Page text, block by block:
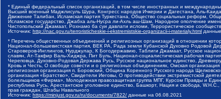
* Единый федеральный список организаций, в том числе иностранных и
Высший военный Маджлисуль Шура, Конгресс народов Ичкерии и Дагестана, Аль-
Движение Талибан, Исламская партия Туркестана, Общество социальных реформ,
Исламское государство, Джабха аль-Нусра ли-Ахль аш-Шам, Народное ополчение
Чистопольский Джамаат, Рохнамо ба суи давлати исломи, Террористическое
Источник: http://nac.gov.ru/terroristicheskie-i-ekstremistskie-organizacii-i-materialy.html
* Перечень общественных объединений и религиозных организаций в отношении
Национал-большевистская партия, ВЕК РА, Рада земли Кубанской Духовно Родовой
Староверов-Инглингов, Нурджулар, К Богодержавию, Таблиги Джамаат, Русское
славян, Ат-Такфир Валь-Хиджра, Пит Буль, Национал-социалистическая рабочая
Череповца, Духовно-Родовая Держава Русь, Русское национальное единство,
Кровь и Честь, О свободе совести и о религиозных объединениях, Омская
религиозная организация п. Боровский, Община Коренного Русского народа
организация «Братство», Свидетели Иеговы, О противодействии экстремистской
болельщиков «Фирма», Молодежная правозащитная группа МПГ, Курсом Правды и
республика Русь, Арестантское уголовное единство, Башкорт, Нация и свобода,
прав граждан, Штабы Навального
Источник: https://minjust.gov.ru/ru/documents/7822/ данные на 06.08.2021